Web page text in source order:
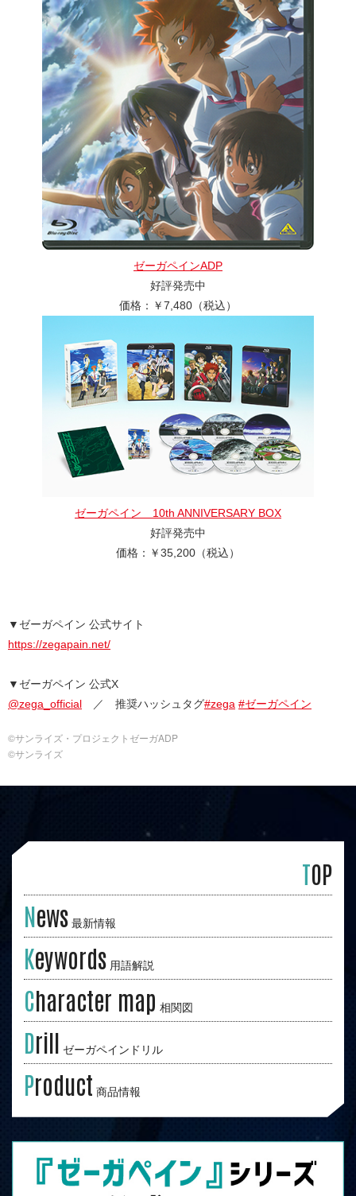
ゼーガペインADP
好評発売中
価格：￥7,480（税込）
ゼーガペイン 10th ANNIVERSARY BOX
好評発売中
価格：￥35,200（税込）
▼ゼーガペイン 公式サイト
https://zegapain.net/
▼ゼーガペイン 公式X
@zega_official ／ 推奨ハッシュタグ#zega #ゼーガペイン
©サンライズ・プロジェクトゼーガADP
©サンライズ
TOP
News 最新情報
Keywords 用語解説
Character map 相関図
Drill ゼーガペインドリル
Product 商品情報